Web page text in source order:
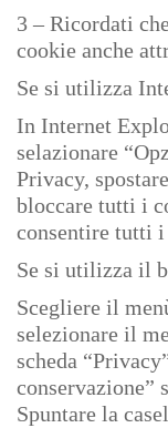
3 – Ricordati
cookie anche
Se si utilizza
In Internet
selazionare
Privacy,
bloccare tutti i
consentire tutti
Se si utilizza il
Scegliere il
selezionare il
scheda
conservazione”
Spuntare la